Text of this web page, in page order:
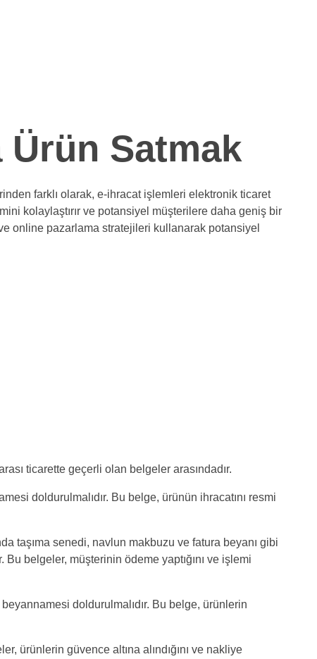
Ürün Satmak
farklı olarak, e-ihracat işlemleri elektronik ticaret
kolaylaştırır ve potansiyel müşterilere daha geniş bir
online pazarlama stratejileri kullanarak potansiyel
ticarette geçerli olan belgeler arasındadır.
doldurulmalıdır. Bu belge, ürünün ihracatını resmi
taşıma senedi, navlun makbuzu ve fatura beyanı gibi
belgeler, müşterinin ödeme yaptığını ve işlemi
doldurulmalıdır. Bu belge, ürünlerin
ürünlerin güvence altına alındığını ve nakliye